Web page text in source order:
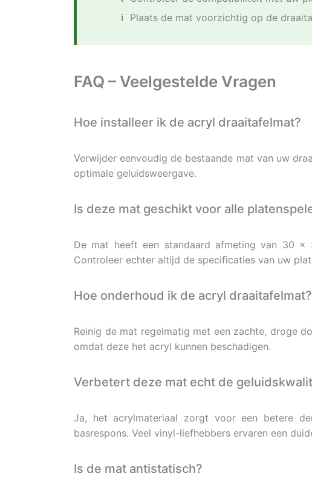
Plaats de mat voorzichtig op de
FAQ – Veelgestelde Vragen
Hoe installeer ik de acryl draaitafelmat?
Verwijder eenvoudig de bestaande mat van uw
optimale geluidsweergave.
Is deze mat geschikt voor alle
De mat heeft een standaard afmeting van 30
Controleer echter altijd de specificaties van uw
Hoe onderhoud ik de acryl draaitafelmat?
Reinig de mat regelmatig met een zachte, droge
omdat deze het acryl kunnen beschadigen.
Verbetert deze mat echt de
Ja, het acrylmateriaal zorgt voor een betere
basrespons. Veel vinyl-liefhebbers ervaren een
Is de mat antistatisch?